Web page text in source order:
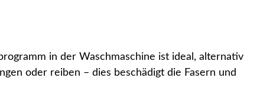
in der Waschmaschine ist ideal, alternativ
oder reiben – dies beschädigt die Fasern und